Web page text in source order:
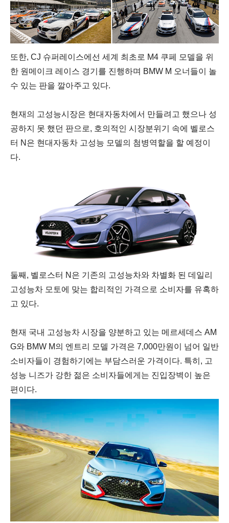
또한, CJ 슈퍼레이스에선 세계 최초로 M4 쿠페 모델을 위
한 원메이크 레이스 경기를 진행하며 BMW M 오너들이 놀
수 있는 판을 깔아주고 있다.
현재의 고성능시장은 현대자동차에서 만들려고 했으나 성
공하지 못 했던 판으로, 호의적인 시장분위기 속에 벨로스
터 N은 현대자동차 고성능 모델의 첨병역할을 할 예정이
다.
둘째, 벨로스터 N은 기존의 고성능차와 차별화 된 데일리
고성능차 모토에 맞는 합리적인 가격으로 소비자를 유혹하
고 있다.
현재 국내 고성능차 시장을 양분하고 있는 메르세데스 AM
G와 BMW M의 엔트리 모델 가격은 7,000만원이 넘어 일반
소비자들이 경험하기에는 부담스러운 가격이다. 특히, 고
성능 니즈가 강한 젊은 소비자들에게는 진입장벽이 높은
편이다.